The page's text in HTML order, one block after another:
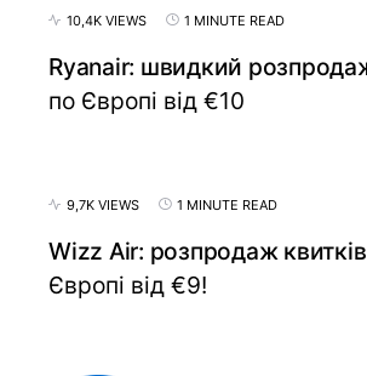
10,4K VIEWS 1 MINUTE READ
Ryanair: швидкий
по Європі від €10
9,7K VIEWS 1 MINUTE READ
Wizz Air: розпродаж
Європі від €9!